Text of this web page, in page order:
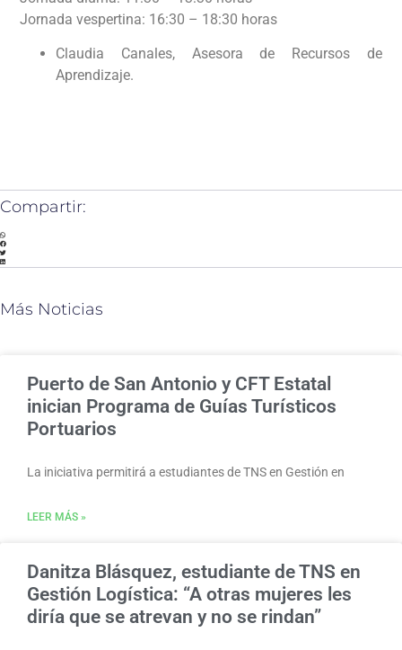
Jornada vespertina: 16:30 – 18:30 horas
Claudia Canales, Asesora de Recursos de
Aprendizaje.
Compartir:
Más Noticias
Puerto de San Antonio y CFT Estatal
inician Programa de Guías Turísticos
Portuarios
La iniciativa permitirá a estudiantes de TNS en Gestión en
LEER MÁS »
Danitza Blásquez, estudiante de TNS en
Gestión Logística: “A otras mujeres les
diría que se atrevan y no se rindan”